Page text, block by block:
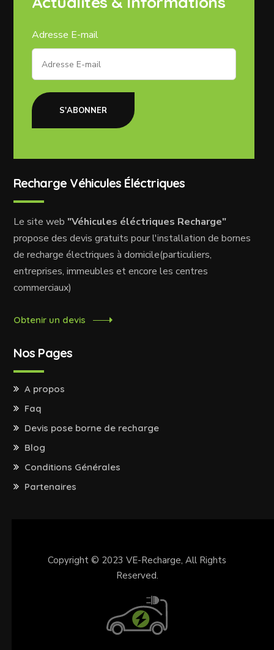
Adresse E-mail
S'ABONNER
Recharge Véhicules Éléctriques
Le site web "Véhicules éléctriques Recharge"
propose des devis gratuits pour l'installation de bornes
de recharge électriques à domicile(particuliers,
entreprises, immeubles et encore les centres
commerciaux)
Obtenir un devis
Nos Pages
A propos
Faq
Devis pose borne de recharge
Blog
Conditions Générales
Partenaires
Copyright © 2023 VE-Recharge, All Rights
Reserved.